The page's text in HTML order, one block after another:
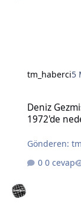
tm_haberci5
Deniz
1972'de
Gönderen:
0 cevap